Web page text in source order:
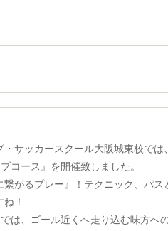
・サッカースクール大阪城東校で
コース』を開催致しました。
がるプレー』！テクニック、パス
！
は、ゴール近くへ走り込む味方へ